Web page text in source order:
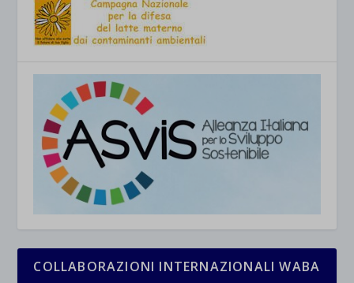
COLLABORAZIONI INTERNAZIONALI WABA